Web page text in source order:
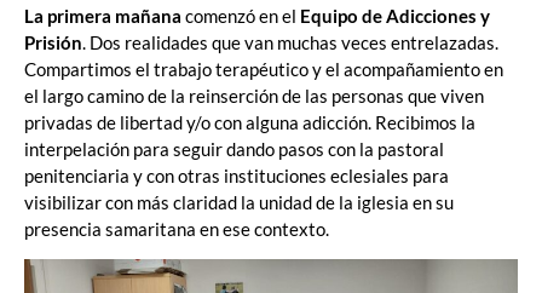
La primera mañana comenzó en el Equipo de Adicciones y
Prisión. Dos realidades que van muchas veces entrelazadas.
Compartimos el trabajo terapéutico y el acompañamiento en
el largo camino de la reinserción de las personas que viven
privadas de libertad y/o con alguna adicción. Recibimos la
interpelación para seguir dando pasos con la pastoral
penitenciaria y con otras instituciones eclesiales para
visibilizar con más claridad la unidad de la iglesia en su
presencia samaritana en ese contexto.